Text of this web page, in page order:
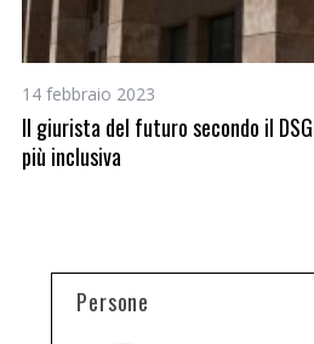
14 febbraio 2023
Il giurista del futuro secondo il
più inclusiva
Persone